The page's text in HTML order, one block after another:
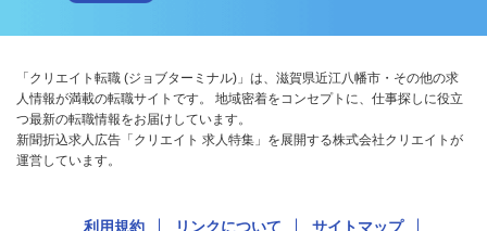
「クリエイト転職 (ジョブターミナル)」は、滋賀県近江八幡市・その他の求
人情報が満載の転職サイトです。 地域密着をコンセプトに、仕事探しに役立
つ最新の転職情報をお届けしています。
新聞折込求人広告「クリエイト 求人特集」を展開する株式会社クリエイトが
運営しています。
利用規約 リンクについて サイトマップ